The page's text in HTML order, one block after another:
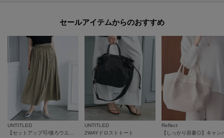
セールアイテムからのおすすめ
UNTITLED
【セットアップ可/後ろウエストゴム/光沢感】ローンフレアスカート
UNTITLED
2WAYドロストトート
Reflect